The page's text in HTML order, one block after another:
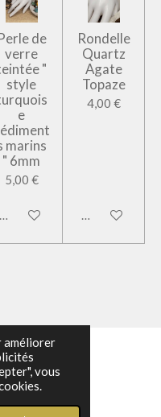
améliorer
vous
de
verre
"
style
e
marins
" 6mm
5,00 €
Ajouter au panier
Rondelle
Quartz
Agate
Topaze
4,00 €
Ajouter au